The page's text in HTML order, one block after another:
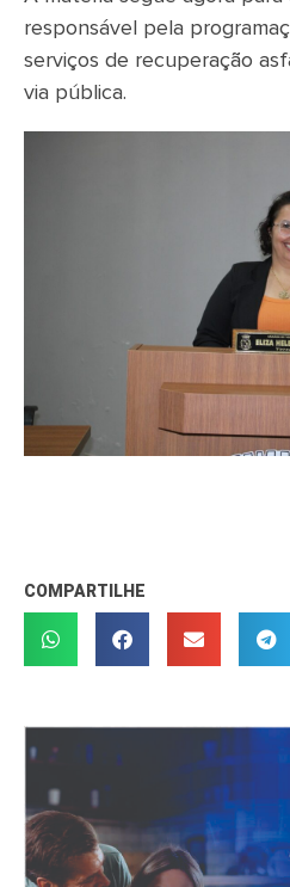
responsável pela
serviços de recuperação
via pública.
COMPARTILHE